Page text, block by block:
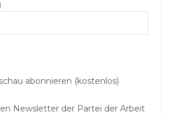
abonnieren (kostenlos)
Newsletter der Partei der Arbeit